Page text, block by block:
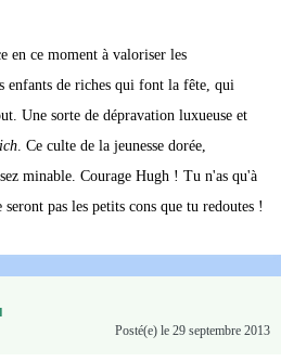
en ce moment à valoriser les
enfants de riches qui font la fête, qui
Une sorte de dépravation luxueuse et
. Ce culte de la jeunesse dorée,
minable. Courage Hugh ! Tu n'as qu'à
pas les petits cons que tu redoutes !
Posté(e) le 29 septembre 2013